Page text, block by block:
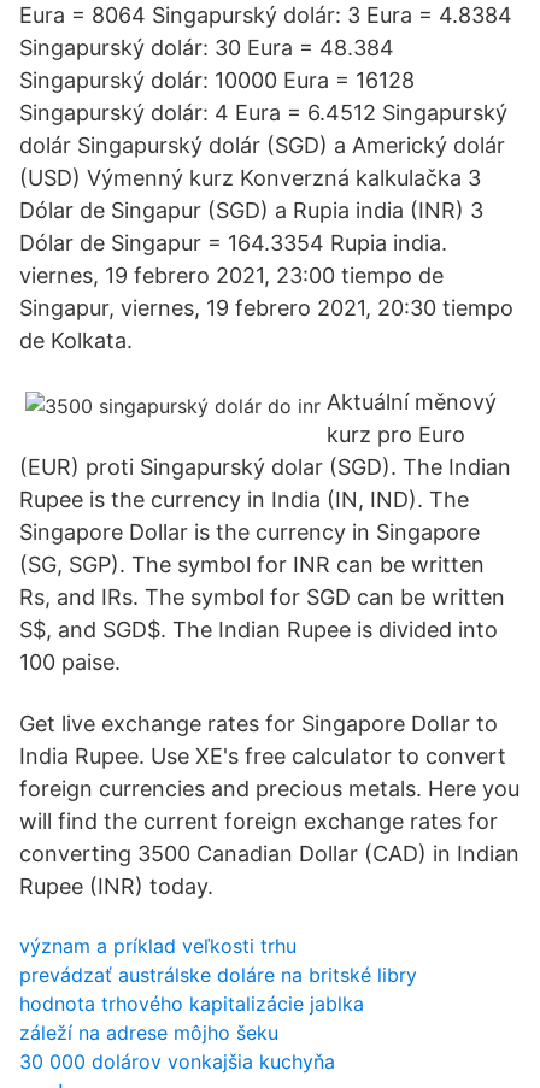
Eura = 8064 Singapurský dolár: 3 Eura = 4.8384
Singapurský dolár: 30 Eura = 48.384
Singapurský dolár: 10000 Eura = 16128
Singapurský dolár: 4 Eura = 6.4512 Singapurský
dolár Singapurský dolár (SGD) a Americký dolár
(USD) Výmenný kurz Konverzná kalkulačka 3
Dólar de Singapur (SGD) a Rupia india (INR) 3
Dólar de Singapur = 164.3354 Rupia india.
viernes, 19 febrero 2021, 23:00 tiempo de
Singapur, viernes, 19 febrero 2021, 20:30 tiempo
de Kolkata.
Aktuální měnový
kurz pro Euro
(EUR) proti Singapurský dolar (SGD). The Indian
Rupee is the currency in India (IN, IND). The
Singapore Dollar is the currency in Singapore
(SG, SGP). The symbol for INR can be written
Rs, and IRs. The symbol for SGD can be written
S$, and SGD$. The Indian Rupee is divided into
100 paise.
Get live exchange rates for Singapore Dollar to
India Rupee. Use XE's free calculator to convert
foreign currencies and precious metals. Here you
will find the current foreign exchange rates for
converting 3500 Canadian Dollar (CAD) in Indian
Rupee (INR) today.
význam a príklad veľkosti trhu
prevádzať austrálske doláre na britské libry
hodnota trhového kapitalizácie jablka
záleží na adrese môjho šeku
30 000 dolárov vonkajšia kuchyňa